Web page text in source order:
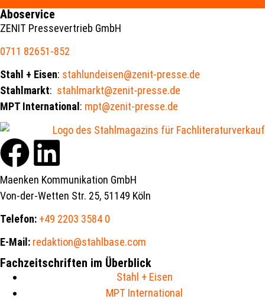
Aboservice
ZENIT Pressevertrieb GmbH
0711 82651-852
Stahl + Eisen: stahlundeisen@zenit-presse.de
Stahlmarkt: stahlmarkt@zenit-presse.de
MPT International: mpt@zenit-presse.de
Maenken Kommunikation GmbH
Von-der-Wetten Str. 25, 51149 Köln
Telefon: +49 2203 3584 0
E-Mail: redaktion@stahlbase.com
Fachzeitschriften im Überblick
Stahl + Eisen
MPT International